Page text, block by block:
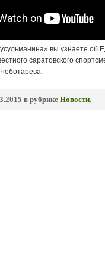
вы узнаете
саратовского
в рубрикеНовости.